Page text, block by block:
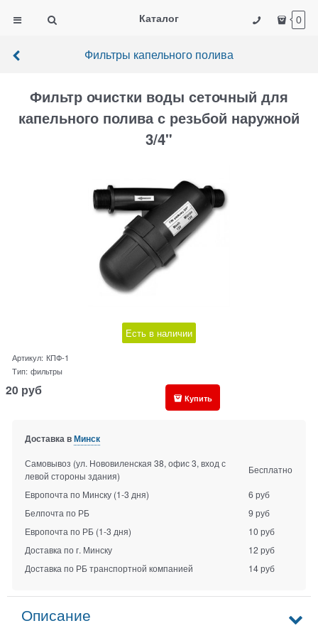
Каталог 0
Фильтры капельного полива
Фильтр очистки воды сеточный для
капельного полива с резьбой наружной
3/4"
Есть в наличии
Артикул: КПФ-1
Тип: фильтры
20 руб Купить
Доставка вМинск
Самовывоз (ул. Нововиленская 38, офис 3, вход с
левой стороны здания)
Бесплатно
Европочта по Минску (1-3 дня)
6 руб
Белпочта по РБ
9 руб
Европочта по РБ (1-3 дня)
10 руб
Доставка по г. Минску
12 руб
Доставка по РБ транспортной компанией
14 руб
Описание